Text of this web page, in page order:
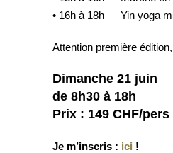
• 16h à 18h — Yin yoga
Attention première
Dimanche 21 juin
de 8h30 à 18h
Prix : 149 CHF/pers
Je m’inscris : ici !